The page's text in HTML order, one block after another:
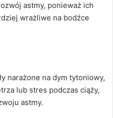
astmy, ponieważ ich
wrażliwe na bodźce
narażone na dym tytoniowy,
lub stres podczas ciąży,
astmy.